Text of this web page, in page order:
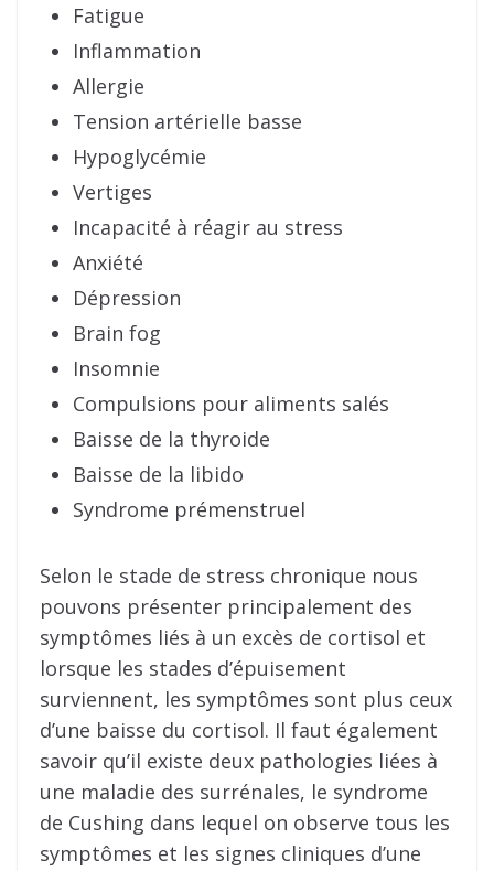
Fatigue
Inflammation
Allergie
Tension artérielle basse
Hypoglycémie
Vertiges
Incapacité à réagir au stress
Anxiété
Dépression
Brain fog
Insomnie
Compulsions pour aliments salés
Baisse de la thyroide
Baisse de la libido
Syndrome prémenstruel
Selon le stade de stress chronique nous
pouvons présenter principalement des
symptômes liés à un excès de cortisol et
lorsque les stades d’épuisement
surviennent, les symptômes sont plus ceux
d’une baisse du cortisol. Il faut également
savoir qu’il existe deux pathologies liées à
une maladie des surrénales, le syndrome
de Cushing dans lequel on observe tous les
symptômes et les signes cliniques d’une